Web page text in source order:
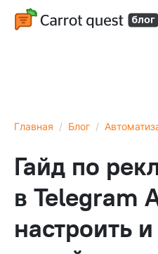
Главная Блог
Гайд по
в Telegram
настроить